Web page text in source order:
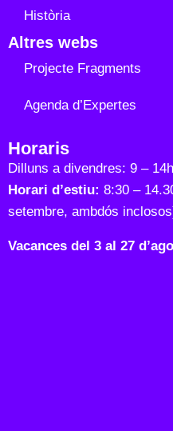
Història
Altres webs
Projecte Fragments
Agenda d’Expertes
Horaris
Dilluns a divendres: 9 –
Horari d’estiu: 8:30 –
setembre, ambdós
Vacances del 3 al 27